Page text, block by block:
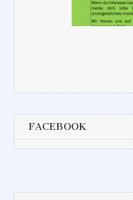
FACEBOOK